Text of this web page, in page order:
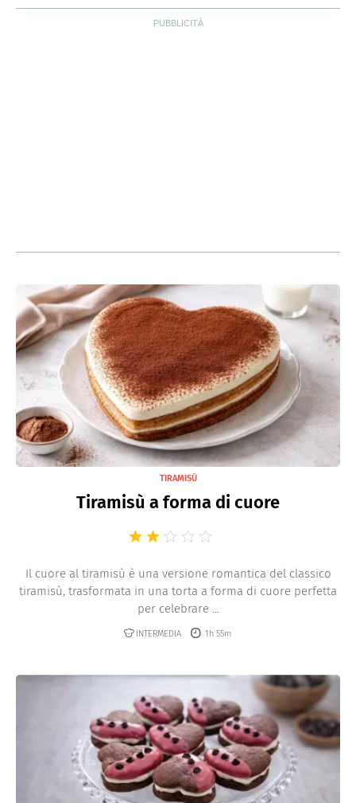
TIRAMISÙ
Tiramisù a forma di cuore
Il cuore al tiramisù è una versione romantica del classico
tiramisù, trasformata in una torta a forma di cuore perfetta
per celebrare ...
INTERMEDIA 1h 55m